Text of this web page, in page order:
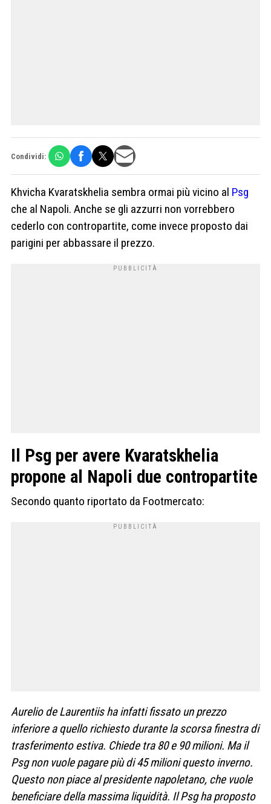
Condividi:
Khvicha Kvaratskhelia sembra ormai più vicino al Psg
che al Napoli. Anche se gli azzurri non vorrebbero
cederlo con contropartite, come invece proposto dai
parigini per abbassare il prezzo.
Il Psg per avere Kvaratskhelia
propone al Napoli due contropartite
Secondo quanto riportato da Footmercato:
Aurelio de Laurentiis ha infatti fissato un prezzo
inferiore a quello richiesto durante la scorsa finestra di
trasferimento estiva. Chiede tra 80 e 90 milioni. Ma il
Psg non vuole pagare più di 45 milioni questo inverno.
Questo non piace al presidente napoletano, che vuole
beneficiare della massima liquidità. Il Psg ha proposto